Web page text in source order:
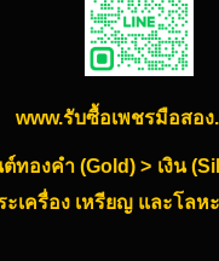
www.รับซื้อเพชรมือสอง
ทองคำ (Gold) > เงิน
เครื่อง เหรียญ และโล